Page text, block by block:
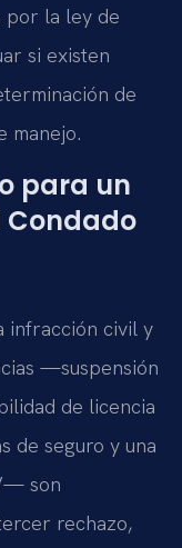
por la ley de
si existen
de
manejo.
para un
Condado
infracción civil y
—suspensión
de licencia
de seguro y una
son
rechazo,